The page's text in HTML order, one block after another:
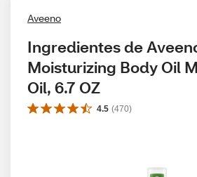
Aveeno
Ingredientes de
Moisturizing Body Oil
Oil, 6.7 OZ
4.5 (470)